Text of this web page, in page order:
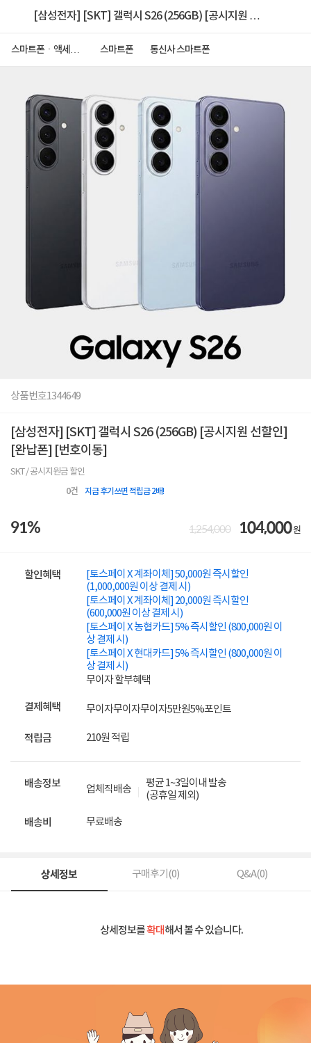
[삼성전자] [SKT] 갤럭시 S26 (256GB) [공시지원 선
스마트폰ㆍ액세서
스마트폰 통신사 스마트폰
상품번호1344649
[삼성전자] [SKT] 갤럭시 S26 (256GB) [공시지원 선할인]
[완납폰] [번호이동]
SKT / 공시지원금 할인
0건 지금 후기쓰면 적립금 2배!
91% 1,254,000 104,000원
할인혜택
[토스페이 X 계좌이체] 50,000원 즉시할인
(1,000,000원 이상 결제 시)
[토스페이 X 계좌이체] 20,000원 즉시할인
(600,000원 이상 결제 시)
[토스페이 X 농협카드] 5% 즉시할인 (800,000원 이
상 결제 시)
[토스페이 X 현대카드] 5% 즉시할인 (800,000원 이
상 결제 시)
무이자 할부혜택
결제혜택 무이자무이자무이자5만원5%포인트
적립금 210원 적립
배송정보 업체직배송
평균 1~3일이내 발송
(공휴일 제외)
배송비 무료배송
상세정보 구매후기(0) Q&A(0)
상세정보를확대해서 볼 수 있습니다.